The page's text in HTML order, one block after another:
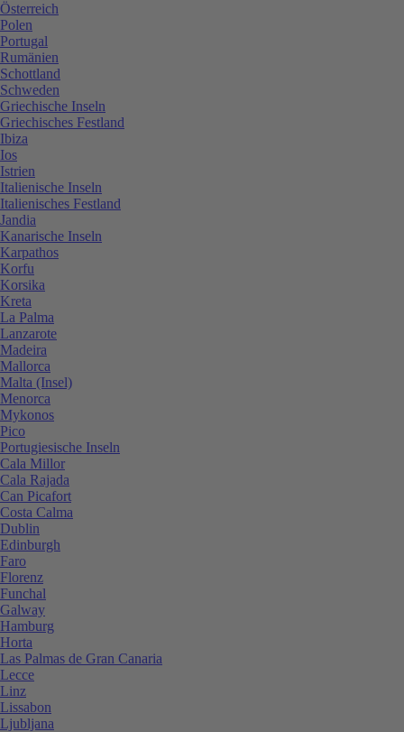
Österreich
Polen
Portugal
Rumänien
Schottland
Schweden
Griechische Inseln
Griechisches Festland
Ibiza
Ios
Istrien
Italienische Inseln
Italienisches Festland
Jandia
Kanarische Inseln
Karpathos
Korfu
Korsika
Kreta
La Palma
Lanzarote
Madeira
Mallorca
Malta (Insel)
Menorca
Mykonos
Pico
Portugiesische Inseln
Cala Millor
Cala Rajada
Can Picafort
Costa Calma
Dublin
Edinburgh
Faro
Florenz
Funchal
Galway
Hamburg
Horta
Las Palmas de Gran Canaria
Lecce
Linz
Lissabon
Ljubljana